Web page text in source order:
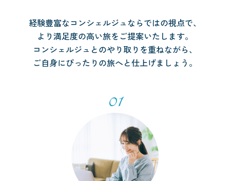
経験豊富なコンシェルジュならではの視点で、
より満足度の高い旅をご提案いたします。
コンシェルジュとのやり取りを重ねながら、
ご自身にぴったりの旅へと仕上げましょう。
01